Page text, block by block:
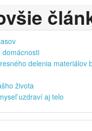
domácnosti
delenia materiálov
života
uzdraví aj telo